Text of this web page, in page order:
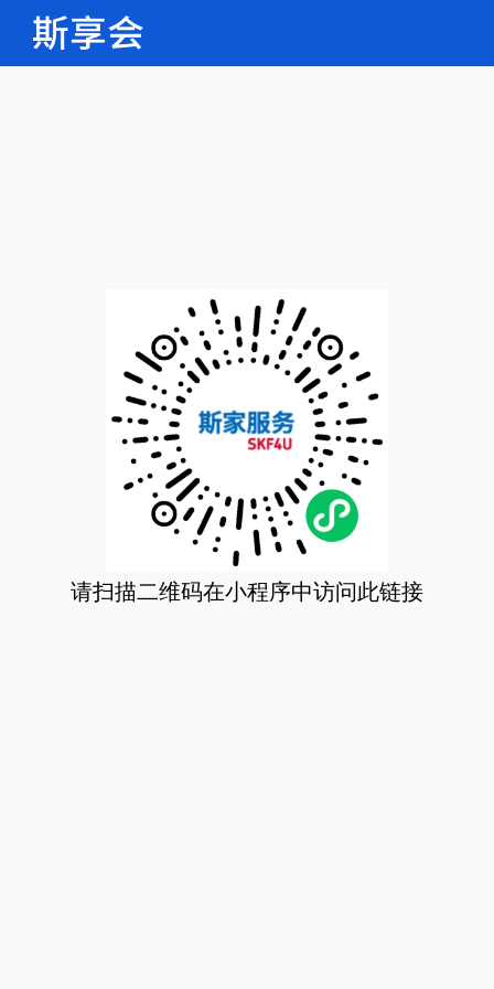
请扫描二维码在小程序中访问此链接